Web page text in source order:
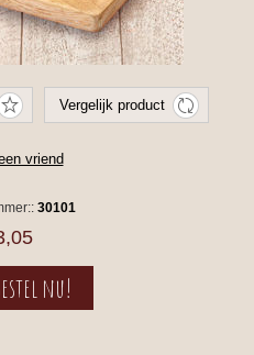
30101